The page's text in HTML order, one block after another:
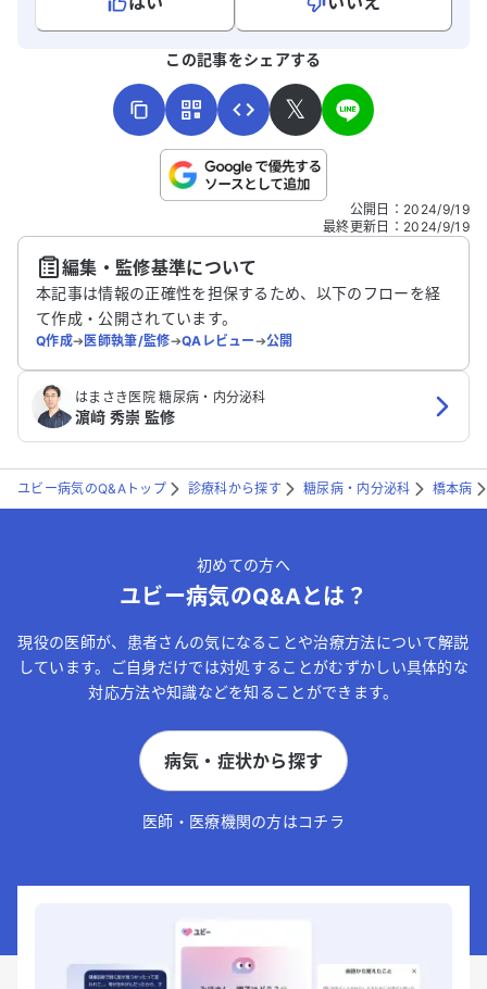
こちらは送信専用のフォームです。氏名やご自身の病気の詳細な
送信する
この記事をシェアする
𝕏
公開日 ： 2024/9/19
最終更新日 ： 2024/9/19
編集・監修基準について
本記事は情報の正確性を担保するため、以下のフローを経
て作成・公開されています。
Q作成➔医師執筆/監修➔QAレビュー➔公開
はまさき医院 糖尿病・内分泌科
濵﨑 秀崇 監修
ユビー病気のQ&Aトップ 診療科から探す 糖尿病・内分泌科 橋本病
初めての方へ
ユビー病気のQ&Aとは？
現役の医師が、患者さんの気になることや治療方法について解説
しています。ご自身だけでは対処することがむずかしい具体的な
対応方法や知識などを知ることができます。
病気・症状から探す
医師・医療機関の方はコチラ